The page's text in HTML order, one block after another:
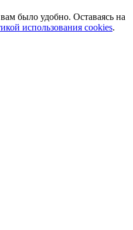
было удобно. Оставаясь на
использования cookies.